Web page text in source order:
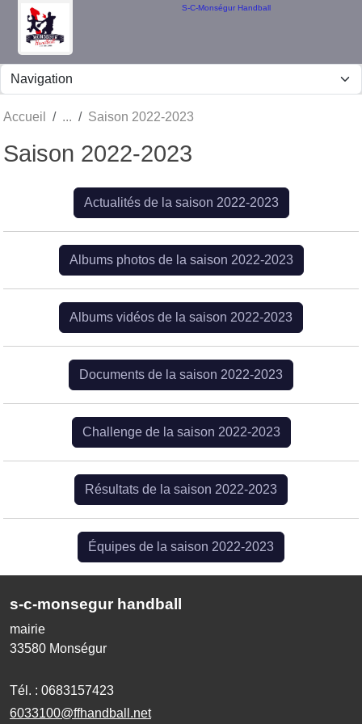
S-C-Monségur Handball
Accueil Saison 2022-2023
Saison 2022-2023
Actualités de la saison 2022-2023
Albums photos de la saison 2022-2023
Albums vidéos de la saison 2022-2023
Documents de la saison 2022-2023
Challenge de la saison 2022-2023
Résultats de la saison 2022-2023
Équipes de la saison 2022-2023
s-c-monsegur handball
mairie
33580 Monségur
Tél. : 0683157423
6033100@ffhandball.net
Panneau de gestion des cookies